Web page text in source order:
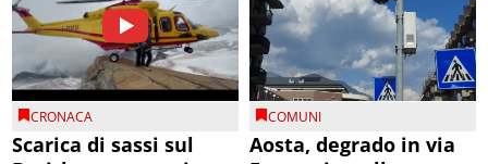
CRONACA
Scarica di sassi sul
COMUNI
Aosta, degrado in via